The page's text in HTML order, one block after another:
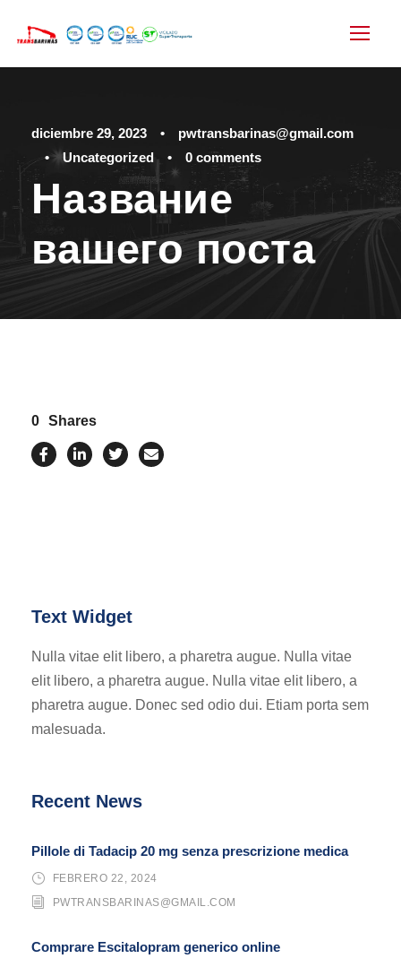
diciembre 29, 2023 •
pwtransbarinas@gmail.com
•
Uncategorized • 0 comments
Название
вашего поста
0 Shares
Text Widget
Nulla vitae elit libero, a pharetra augue. Nulla vitae
elit libero, a pharetra augue. Nulla vitae elit libero, a
pharetra augue. Donec sed odio dui. Etiam porta sem
malesuada.
Recent News
Pillole di Tadacip 20 mg senza prescrizione medica
FEBRERO 22, 2024
PWTRANSBARINAS@GMAIL.COM
Comprare Escitalopram generico online